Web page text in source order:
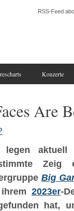
RSS-Feed
Konzerte
Are
legen aktuell
Zeig
Big
2023er-
hat,